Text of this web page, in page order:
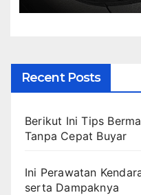
Recent Posts
Berikut Ini Tips
Tanpa Cepat Buyar
Ini Perawatan
serta Dampaknya